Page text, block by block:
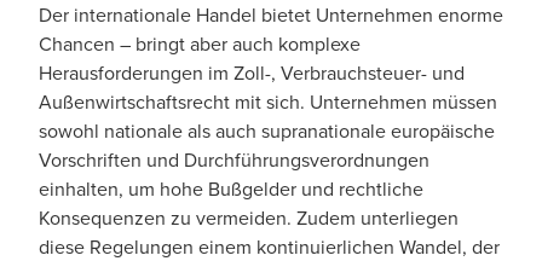
Der internationale Handel bietet Unternehmen enorme
Chancen – bringt aber auch komplexe
Herausforderungen im Zoll-, Verbrauchsteuer- und
Außenwirtschaftsrecht mit sich. Unternehmen müssen
sowohl nationale als auch supranationale europäische
Vorschriften und Durchführungsverordnungen
einhalten, um hohe Bußgelder und rechtliche
Konsequenzen zu vermeiden. Zudem unterliegen
diese Regelungen einem kontinuierlichen Wandel, der